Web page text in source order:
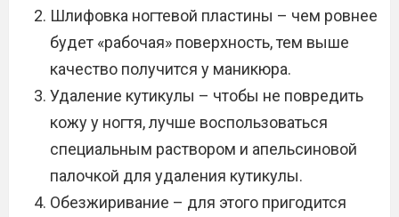
Шлифовка ногтевой пластины – чем ровнее
будет «рабочая» поверхность, тем выше
качество получится у маникюра.
Удаление кутикулы – чтобы не повредить
кожу у ногтя, лучше воспользоваться
специальным раствором и апельсиновой
палочкой для удаления кутикулы.
Обезжиривание – для этого пригодится